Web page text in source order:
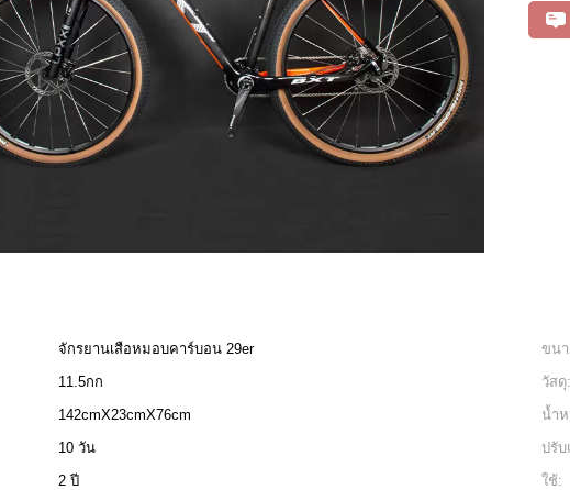
จักรยานเสือหมอบคาร์บอน 29er ขนา
11.5กก วัสดุ:
142cmX23cmX76cm น้ำ
10 วัน ปรับ
2 ปี ใช้: